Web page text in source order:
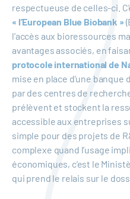
respectueuse de celles-ci.
« l’European Blue Biobank »
l’accès aux bioressources
avantages associés, en
protocole international de
mise en place d’une
par des centres de
prélèvent et stockent la
accessible aux entreprises
simple pour des projets de
complexe quand l’usage
économiques, c’est le
qui prend le relais sur le